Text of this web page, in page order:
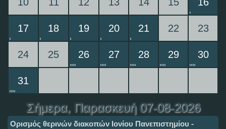
17 18 19 20 21 22 23
24 25 26 27 28 29 30
31
Σήμερα, Παρασκευή 07-08-2026
Ορισμός θερινών διακοπών Ιονίου Πανεπιστημίου -